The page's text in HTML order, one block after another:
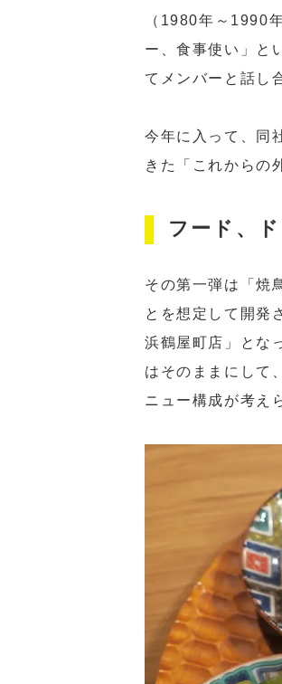
（1980年～1990
ー、食事使い」と
てメンバーと話し
今年に入って、同
きた「これからの
フード、
その第一弾は「焼
とを想定して開発
浜鶴屋町店」とな
はそのままにして
ニュー構成が考え